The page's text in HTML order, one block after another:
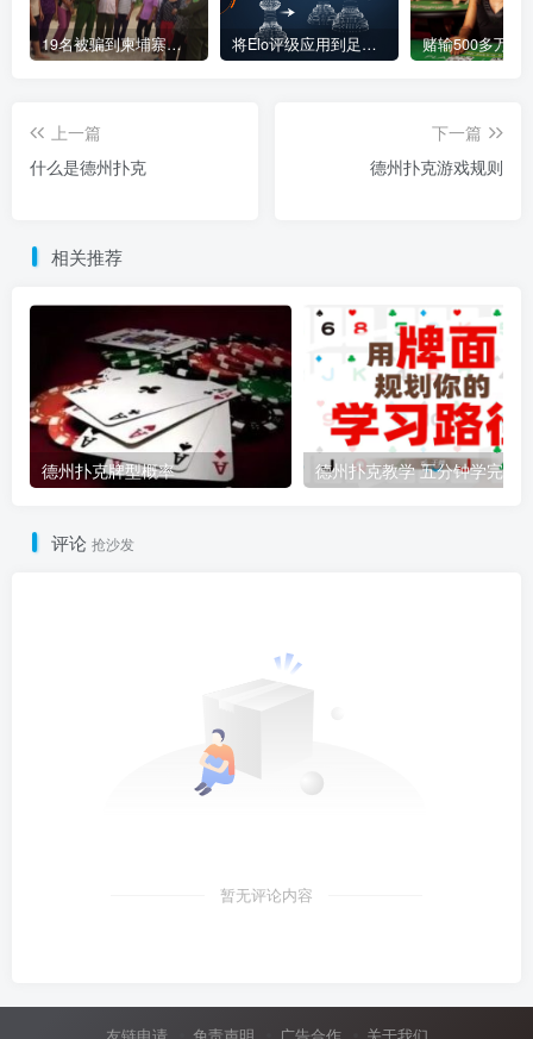
19名被骗到柬埔寨中资赌场“做菠菜”的越南人被解救 将Elo评级应用到足球博彩
上一篇
什么是德州扑克
下一篇
德州扑克游戏规则
相关推荐
德州扑克牌型概率
评论 抢沙发
暂无评论内容